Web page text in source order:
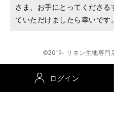
さま、お手にとってくださ
ていただけましたら幸いです。
©2019- リネン生地専門
ログイン